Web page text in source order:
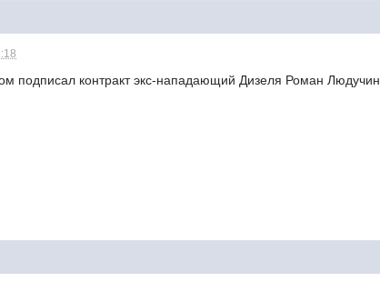
подписал контракт экс-нападающий Дизеля Роман Людучин